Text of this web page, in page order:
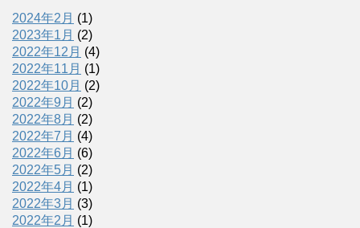
2024年2月 (1)
2023年1月 (2)
2022年12月 (4)
2022年11月 (1)
2022年10月 (2)
2022年9月 (2)
2022年8月 (2)
2022年7月 (4)
2022年6月 (6)
2022年5月 (2)
2022年4月 (1)
2022年3月 (3)
2022年2月 (1)